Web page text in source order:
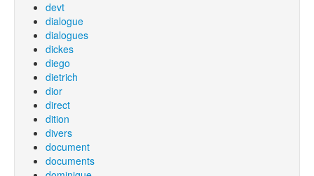
devt
dialogue
dialogues
dickes
diego
dietrich
dior
direct
dition
divers
document
documents